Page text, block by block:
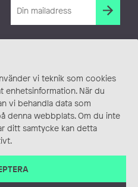
vi teknik som cookies
enhetsinformation. När du
vi behandla data som
denna webbplats. Om du inte
ditt samtycke kan detta